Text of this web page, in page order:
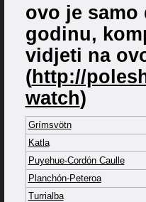
ovo je samo
godinu,
vidjeti na
(http://
watch)
Grímsvötn
Katla
Puyehue-Cordón Caulle
Planchón-Peteroa
Turrialba